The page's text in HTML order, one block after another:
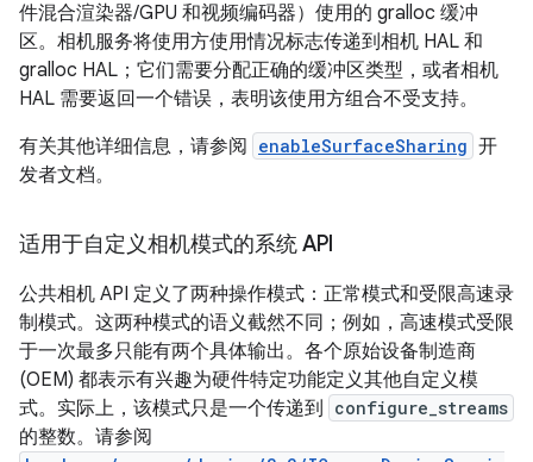
件混合渲染器/GPU 和视频编码器）使用的 gralloc 缓冲
区。相机服务将使用方使用情况标志传递到相机 HAL 和
gralloc HAL；它们需要分配正确的缓冲区类型，或者相机
HAL 需要返回一个错误，表明该使用方组合不受支持。
有关其他详细信息，请参阅
enableSurfaceSharing 开
发者文档。
适用于自定义相机模式的系统 API
公共相机 API 定义了两种操作模式：正常模式和受限高速录
制模式。这两种模式的语义截然不同；例如，高速模式受限
于一次最多只能有两个具体输出。各个原始设备制造商
(OEM) 都表示有兴趣为硬件特定功能定义其他自定义模
式。实际上，该模式只是一个传递到
configure_streams
的整数。请参阅